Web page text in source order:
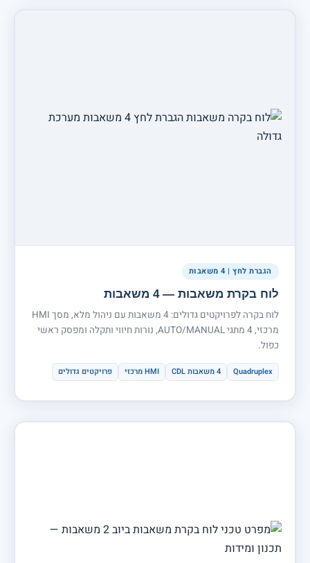
הגברת לחץ | 4 משאבות
לוח בקרת משאבות — 4 משאבות
לוח בקרה לפרויקטים גדולים: 4 משאבות עם ניהול מלא, מסך HMI
מרכזי, 4 מתגי AUTO/MANUAL, נורות חיווי ותקלה ומפסק ראשי
כפול.
Quadruplex 4 משאבות CDL HMI מרכזי פרויקטים גדולים